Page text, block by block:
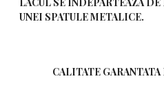
LACUL SE INDEPARTEAZA
UNEI SPATULE METALICE.
CALITATE